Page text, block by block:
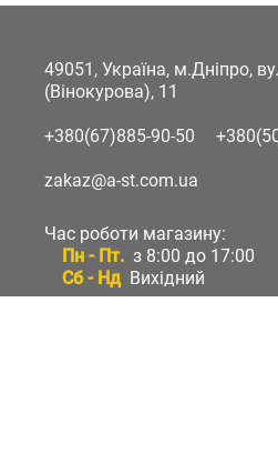
49051, Україна, м.Дніпро,
(Вінокурова), 11
+380(67)885-90-50
zakaz@a-st.com.ua
Час роботи магазину:
Пн - Пт. з 8:00 до 17:00
Сб - Нд Вихідний